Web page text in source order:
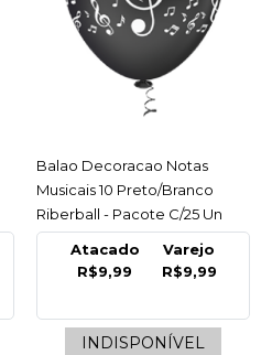
RIBERBALL
Balao Decoracao
Estrelinha 10.0 Azul
Escuro Riberball - Pacote
INDISPONÍVEL
R$9,99
INDISPONÍVEL
ACESSAR
Balao Decoracao Notas
Musicais 10 Preto/Branco
Riberball - Pacote C/25 Un
Atacado
R$9,99
Varejo
R$9,99
INDISPONÍVEL